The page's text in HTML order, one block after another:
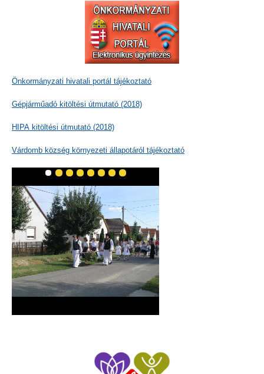
Önkormányzati hivatali portál tájékoztató
Gépjárműadó kitöltési útmutató (2018)
HIPA kitöltési útmutató (2018)
Várdomb község környezeti állapotáról tájékoztató